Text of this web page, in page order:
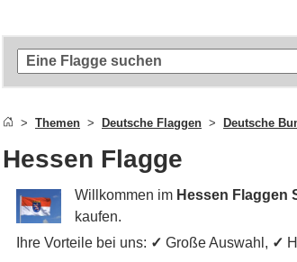
Themen Deutsche Flaggen Deutsche
Hessen Flagge
Willkommen im Hessen Flaggen
kaufen.
Ihre Vorteile bei uns: ✓ Große Auswahl, ✓